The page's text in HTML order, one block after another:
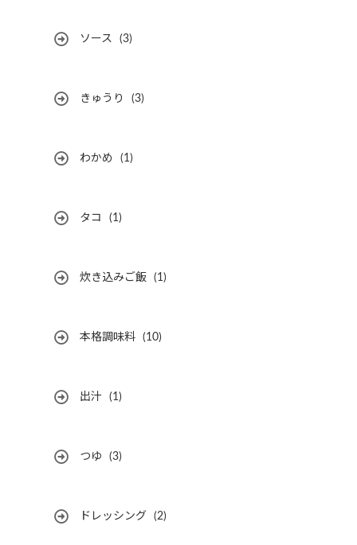
ソース (3)
きゅうり (3)
わかめ (1)
タコ (1)
炊き込みご飯 (1)
本格調味料 (10)
出汁 (1)
つゆ (3)
ドレッシング (2)